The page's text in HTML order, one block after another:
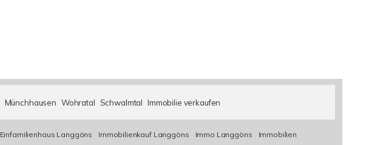
Münchhausen Wohratal Schwalmtal Immobilie verkaufen
Einfamilienhaus Langgöns Immobilienkauf Langgöns Immo Langgöns
Immobilien